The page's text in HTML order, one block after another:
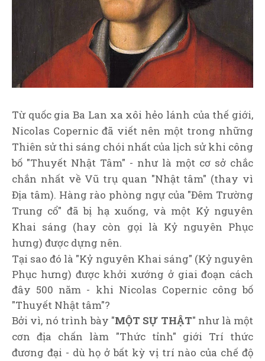
Từ quốc gia Ba Lan xa xôi hẻo lánh của thế giới,
Nicolas Copernic đã viết nên một trong những
Thiên sử thi sáng chói nhất của lịch sử khi công
bố "Thuyết Nhật Tâm" - như là một cơ sở chắc
chắn nhất về Vũ trụ quan "Nhật tâm" (thay vì
Địa tâm). Hàng rào phòng ngự của "Đêm Trường
Trung cổ" đã bị hạ xuống, và một Kỷ nguyên
Khai sáng (hay còn gọi là Kỷ nguyên Phục
hưng) được dựng nên.
Tại sao đó là "Kỷ nguyên Khai sáng" (Kỷ nguyên
Phục hưng) được khởi xướng ở giai đoạn cách
đây 500 năm - khi Nicolas Copernic công bố
"Thuyết Nhật tâm"?
Bởi vì, nó trình bày "MỘT SỰ THẬT" như là một
cơn địa chấn làm "Thức tỉnh" giới Trí thức
đương đại - dù họ ở bất kỳ vị trí nào của chế độ